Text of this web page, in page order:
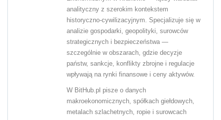
analityczny z szerokim kontekstem
historyczno-cywilizacyjnym. Specjalizuje się w
analizie gospodarki, geopolityki, surowców
strategicznych i bezpieczeństwa —
szczególnie w obszarach, gdzie decyzje
państw, sankcje, konflikty zbrojne i regulacje
wpływają na rynki finansowe i ceny aktywów.
W BitHub.pl pisze o danych
makroekonomicznych, spółkach giełdowych,
metalach szlachetnych, ropie i surowcach